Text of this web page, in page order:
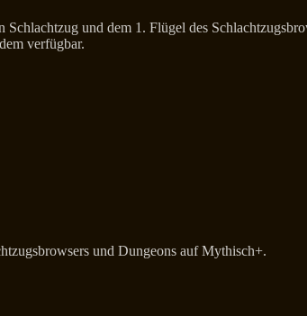
Schlachtzug und dem 1. Flügel des
verfügbar.
und Dungeons auf Mythisch+.